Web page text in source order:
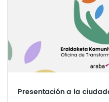
Presentación a la